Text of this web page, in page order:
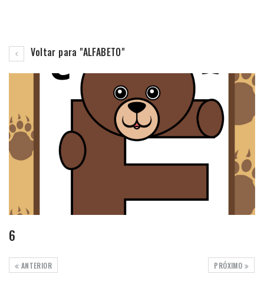
Voltar para "ALFABETO"
6
PRÓXIMO
ANTERIOR